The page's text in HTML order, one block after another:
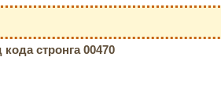
кода стронга 00470